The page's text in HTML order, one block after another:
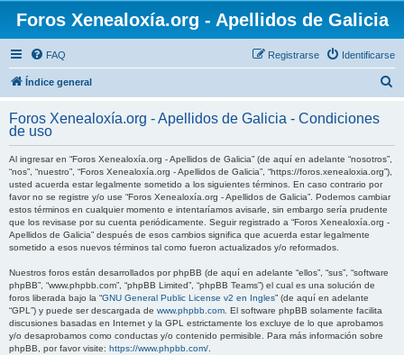
Foros Xenealoxía.org - Apellidos de Galicia
FAQ Identificarse
Registrarse
Índice general
c
Foros Xenealoxía.org - Apellidos de Galicia - Condiciones
de uso
Al ingresar en “Foros Xenealoxía.org - Apellidos de Galicia” (de aquí en adelante “nosotros”,
“nos”, “nuestro”, “Foros Xenealoxía.org - Apellidos de Galicia”, “https://foros.xenealoxia.org”),
usted acuerda estar legalmente sometido a los siguientes términos. En caso contrario por
favor no se registre y/o use “Foros Xenealoxía.org - Apellidos de Galicia”. Podemos cambiar
estos términos en cualquier momento e intentaríamos avisarle, sin embargo sería prudente
que los revisase por su cuenta periódicamente. Seguir registrado a “Foros Xenealoxía.org -
Apellidos de Galicia” después de esos cambios significa que acuerda estar legalmente
sometido a esos nuevos términos tal como fueron actualizados y/o reformados.
Nuestros foros están desarrollados por phpBB (de aquí en adelante “ellos”, “sus”, “software
phpBB”, “www.phpbb.com”, “phpBB Limited”, “phpBB Teams”) el cual es una solución de
foros liberada bajo la “GNU General Public License v2 en Ingles” (de aquí en adelante
“GPL”) y puede ser descargada de www.phpbb.com . El software phpBB solamente facilita
discusiones basadas en Internet y la GPL estrictamente los excluye de lo que aprobamos
y/o desaprobamos como conductas y/o contenido permisible. Para más información sobre
phpBB, por favor visite: https://www.phpbb.com/